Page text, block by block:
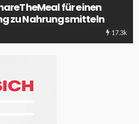
für einen
zu Nahrungsmitteln
17.3k